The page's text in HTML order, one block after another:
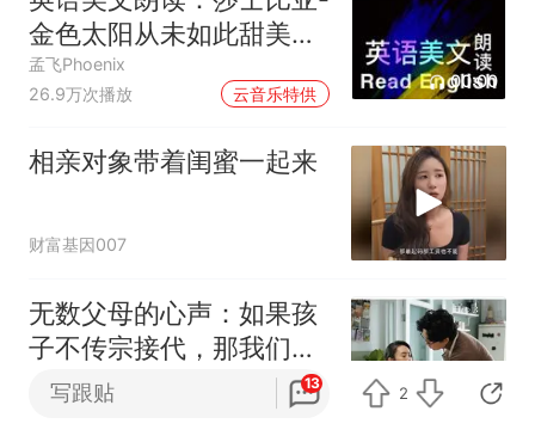
金色太阳从未如此甜美吻
过
孟飞Phoenix
26.9万次播放
云音乐特供
00:00
相亲对象带着闺蜜一起来
财富基因007
无数父母的心声：如果孩
子不传宗接代，那我们养
他们长大，有什么意义？
舒山有鹿
写跟贴 13
2